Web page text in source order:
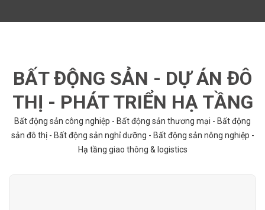
BẤT ĐỘNG SẢN - DỰ ÁN ĐÔ
THỊ - PHÁT TRIỂN HẠ TẦNG
Bất động sản công nghiệp - Bất động sản thương mại - Bất động
sản đô thị - Bất động sản nghỉ dưỡng - Bất động sản nông nghiệp -
Hạ tầng giao thông & logistics